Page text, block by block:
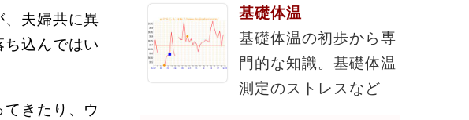
夫婦共に異
込んではい
きたり、ウ
基礎体温
基礎体温の初歩から専
門的な知識。基礎体温
測定のストレスなど